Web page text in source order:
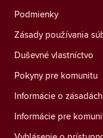
Podmienky
Zásady používania
Duševné vlastníctvo
Pokyny pre komunitu
Informácie o
Informácie pre